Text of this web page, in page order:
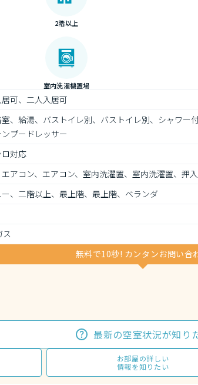
2階以上
室内洗濯機置場
可、二人入居可
、給湯、バストイレ別、バストイレ別、シャワ
プードレッサー
対応
アコン、エアコン、室内洗濯置、室内洗濯置、押
、二階以上、最上階、最上階、ベランダ
ス
無料で10秒! カンタンお問い合
最新の空室状況が知り
お部屋の詳しい
情報を知りたい